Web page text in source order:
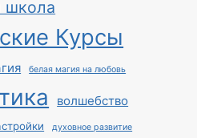
школа
Курсы
белая магия на любовь
волшебство
духовное развитие